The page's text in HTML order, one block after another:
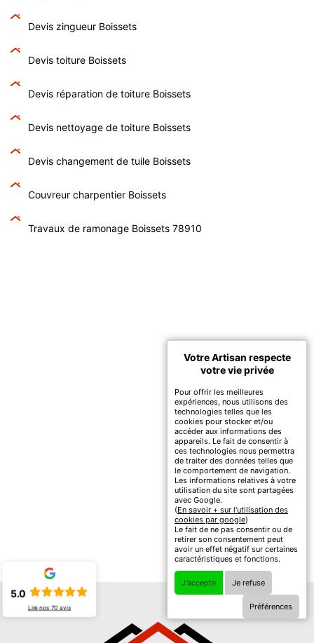
Devis zingueur Boissets
Devis toiture Boissets
Devis réparation de toiture Boissets
Devis nettoyage de toiture Boissets
Devis changement de tuile Boissets
Couvreur charpentier Boissets
Travaux de ramonage Boissets 78910
Votre Artisan respecte
votre vie privée
Pour offrir les meilleures
expériences, nous utilisons des
technologies telles que les
cookies pour stocker et/ou
accéder aux informations des
appareils. Le fait de consentir à
ces technologies nous permettra
de traiter des données telles que
le comportement de navigation.
Les informations relatives à votre
utilisation du site sont partagées
avec Google.
(En savoir + sur l'utilisation des
cookies par google)
Le fait de ne pas consentir ou de
retirer son consentement peut
avoir un effet négatif sur certaines
caractéristiques et fonctions.
J'accepte Je refuse
Préférences
5.0
Lire nos 70 avis